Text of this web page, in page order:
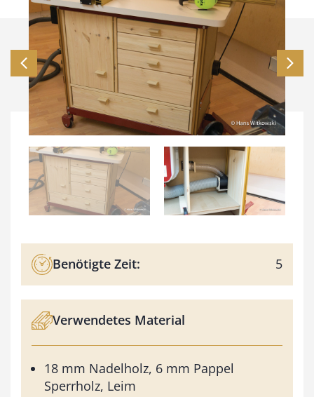
Benötigte Zeit: 5
Verwendetes Material
18 mm Nadelholz, 6 mm Pappel
Sperrholz, Leim